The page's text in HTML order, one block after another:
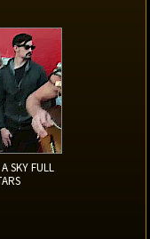
SKY FULL